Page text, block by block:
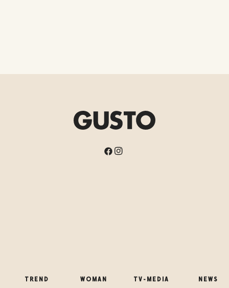
TREND WOMAN TV-MEDIA NEWS